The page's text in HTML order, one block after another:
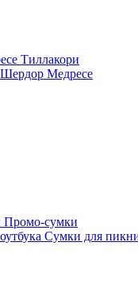
Тиллакори
Шердор Медресе
Промо-сумки
Сумки для